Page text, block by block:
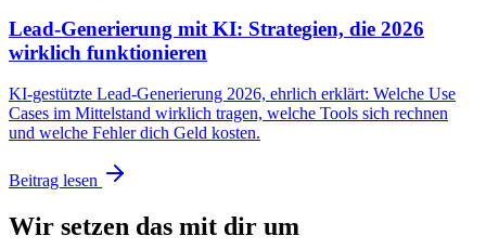
Lead-Generierung mit KI: Strategien, die 2026
wirklich funktionieren
KI-gestützte Lead-Generierung 2026, ehrlich erklärt: Welche Use
Cases im Mittelstand wirklich tragen, welche Tools sich rechnen
und welche Fehler dich Geld kosten.
Beitrag lesen
Wir setzen das mit dir um